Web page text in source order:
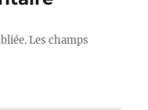
Les champs